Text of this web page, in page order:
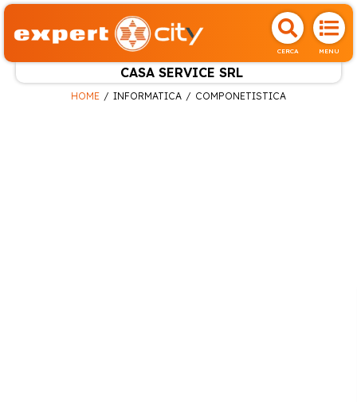
CERCA MENU
CASA SERVICE SRL
HOME INFORMATICA COMPONETISTICA